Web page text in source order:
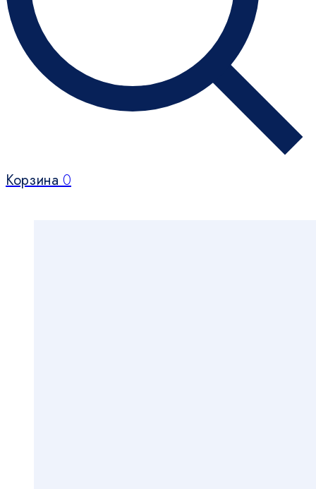
Корзина 0